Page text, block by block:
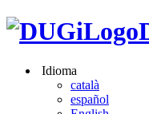
Idioma
català
español